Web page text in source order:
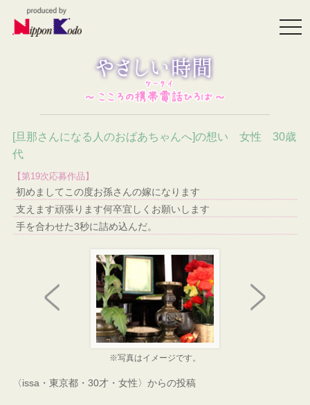
[旦那さんになる人のおばあちゃんへ]の想い 女性 30歳
代
【第19次応募作品】
初めましてこの度お孫さんの嫁になります
支えます頑張ります何卒宜しくお願いします
手を合わせた3秒に詰め込んだ。
※写真はイメージです。
〈issa・東京都・30才・女性〉からの投稿